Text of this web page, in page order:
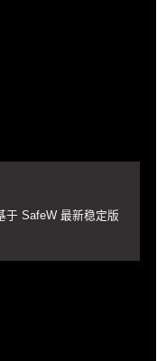
于 SafeW 最新稳定版